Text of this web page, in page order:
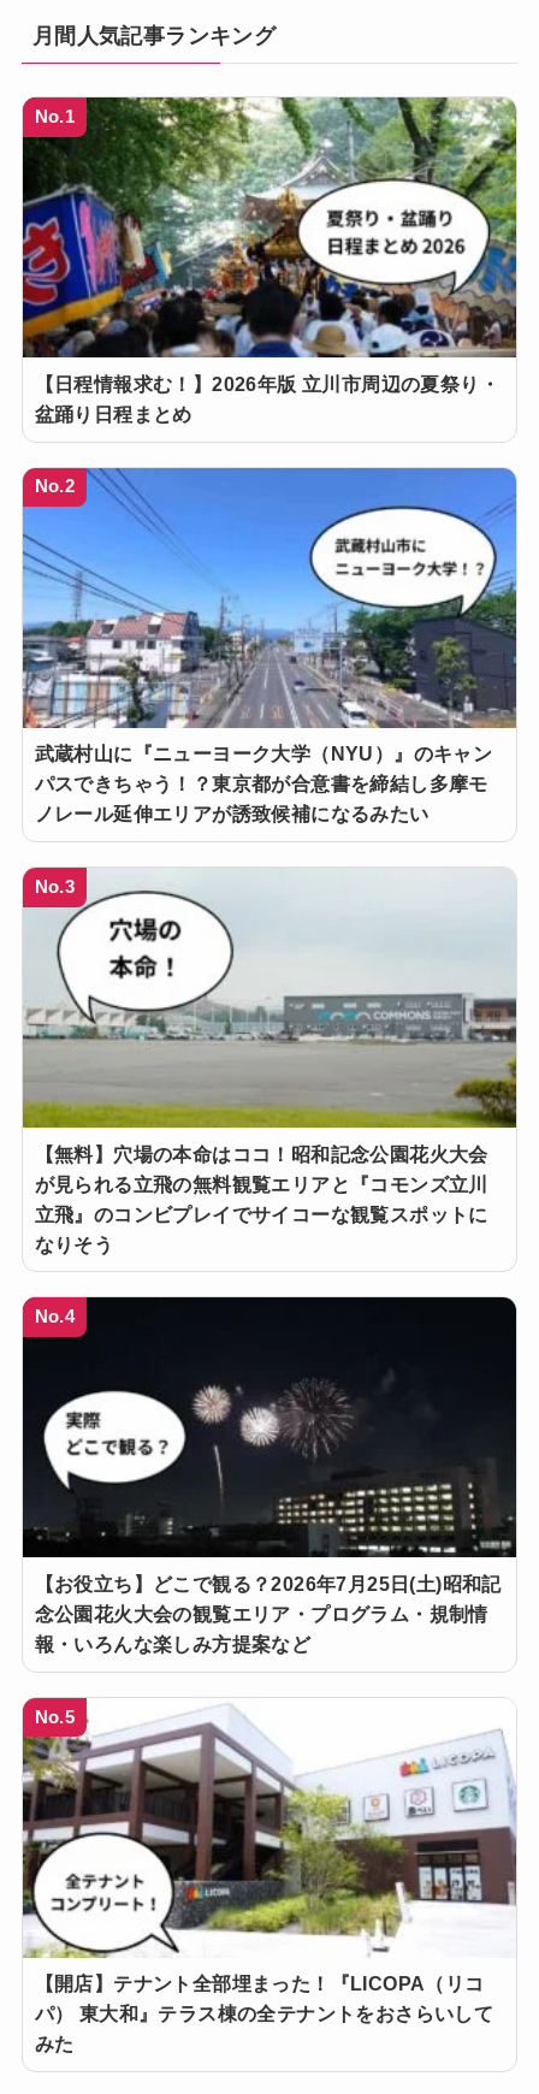
月間人気記事ランキング
No.1
【日程情報求む！】2026年版 立川市周辺の夏祭り・
盆踊り日程まとめ
No.2
武蔵村山に『ニューヨーク大学（NYU）』のキャン
パスできちゃう！？東京都が合意書を締結し多摩モ
ノレール延伸エリアが誘致候補になるみたい
No.3
【無料】穴場の本命はココ！昭和記念公園花火大会
が見られる立飛の無料観覧エリアと『コモンズ立川
立飛』のコンビプレイでサイコーな観覧スポットに
なりそう
No.4
【お役立ち】どこで観る？2026年7月25日(土)昭和記
念公園花火大会の観覧エリア・プログラム・規制情
報・いろんな楽しみ方提案など
No.5
【開店】テナント全部埋まった！『LICOPA（リコ
パ） 東大和』テラス棟の全テナントをおさらいして
みた